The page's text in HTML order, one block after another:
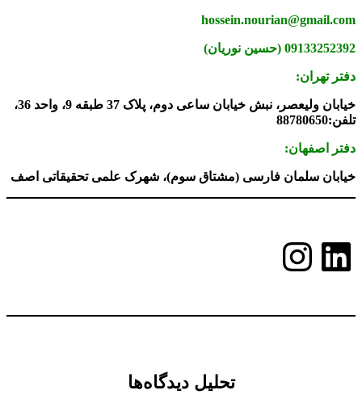
hossein.nourian@gmail.com
09133252392 (حسین نوریان)
دفتر تهران:
خیابان ولیعصر، نبش خیابان ساعی دوم، پلاک 37 طبقه 9، واحد 36،
تلفن:88780650
دفتر اصفهان:
خیابان سلمان فارسی (مشتاق سوم)، شهرک علمی تحقیقاتی اصف
لینکداین
اینستاگرم
تحلیل دیدگاه‌ها